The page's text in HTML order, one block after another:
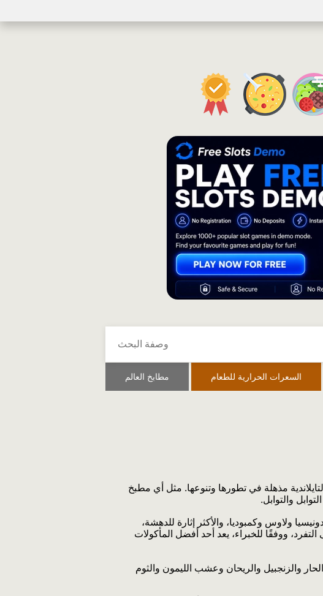
مطابخ العالم السعرات الحرارية للطعام
مذهلة في تطورها وتنوعها. مثل أي مطبخ
والتوابل.
ولاوس وكمبوديا، والأكثر إثارة للدهشة،
ووفقًا للخبراء، يعد أحد أفضل المأكولات
والزنجبيل والريحان وعشب الليمون والثوم